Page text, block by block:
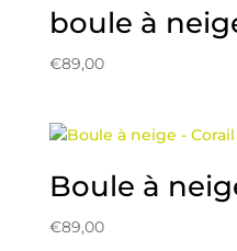
boule à
€89,00
Boule à
€89,00